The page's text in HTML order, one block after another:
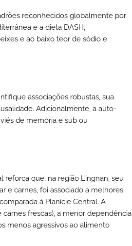
reconhecidos globalmente por
e a dieta DASH,
e ao baixo teor de sódio e
associações robustas, sua
Adicionalmente, a auto-
de memória e sub ou
reforça que, na região Lingnan, seu
e carnes, foi associado a melhores
à Planície Central. A
frescas), a menor dependência
menos agressivos ao alimento